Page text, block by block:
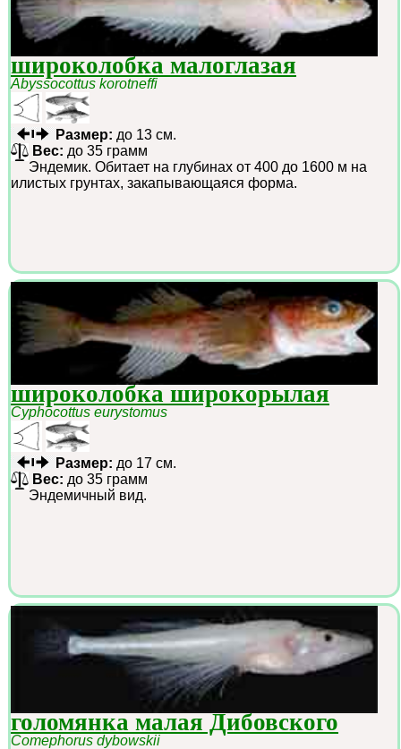
широколобка малоглазая
Abyssocottus korotneffi
Размер: до 13 см.
Вес: до 35 грамм
Эндемик. Обитает на глубинах от 400 до 1600 м на
илистых грунтах, закапывающаяся форма.
широколобка широкорылая
Cyphocottus eurystomus
Размер: до 17 см.
Вес: до 35 грамм
Эндемичный вид.
голомянка малая Дибовского
Comephorus dybowskii